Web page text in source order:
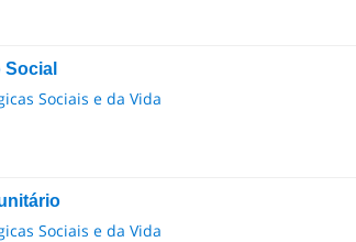
Sociais e da Vida
Sociais e da Vida